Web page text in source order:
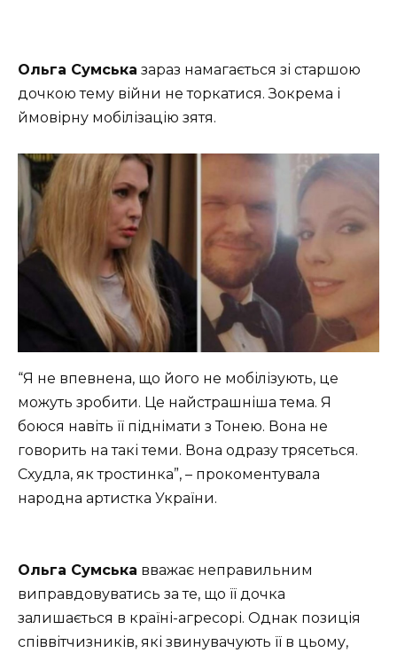
Ольга Сумська зараз намагається зі старшою
дочкою тему війни не торкатися. Зокрема і
ймовірну мобілізацію зятя.
“Я не впевнена, що його не мобілізують, це
можуть зробити. Це найстрашніша тема. Я
боюся навіть її піднімати з Тонею. Вона не
говорить на такі теми. Вона одразу трясеться.
Схудла, як тростинка”, – прокоментувала
народна артистка України.
Ольга Сумська вважає неправильним
виправдовуватись за те, що її дочка
залишається в країні-агресорі. Однак позиція
співвітчизників, які звинувачують її в цьому,